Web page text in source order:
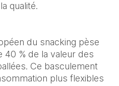
qualité.
du snacking pèse
% de la valeur des
Ce basculement
plus flexibles